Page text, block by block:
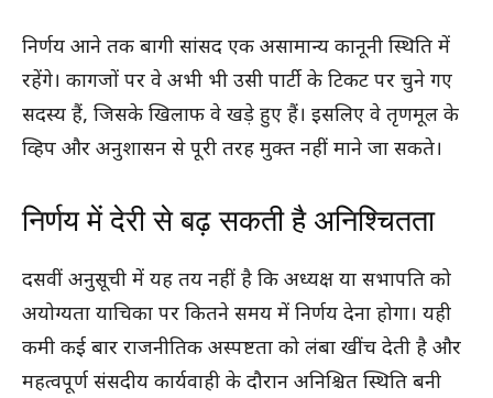
निर्णय आने तक बागी सांसद एक असामान्य कानूनी स्थिति में
रहेंगे। कागजों पर वे अभी भी उसी पार्टी के टिकट पर चुने गए
सदस्य हैं, जिसके खिलाफ वे खड़े हुए हैं। इसलिए वे तृणमूल के
व्हिप और अनुशासन से पूरी तरह मुक्त नहीं माने जा सकते।
निर्णय में देरी से बढ़ सकती है अनिश्चितता
दसवीं अनुसूची में यह तय नहीं है कि अध्यक्ष या सभापति को
अयोग्यता याचिका पर कितने समय में निर्णय देना होगा। यही
कमी कई बार राजनीतिक अस्पष्टता को लंबा खींच देती है और
महत्वपूर्ण संसदीय कार्यवाही के दौरान अनिश्चित स्थिति बनी